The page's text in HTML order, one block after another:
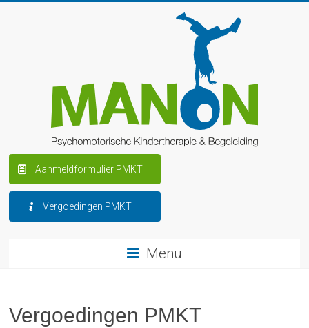
Aanmeldformulier PMKT
Vergoedingen PMKT
Menu
Vergoedingen PMKT